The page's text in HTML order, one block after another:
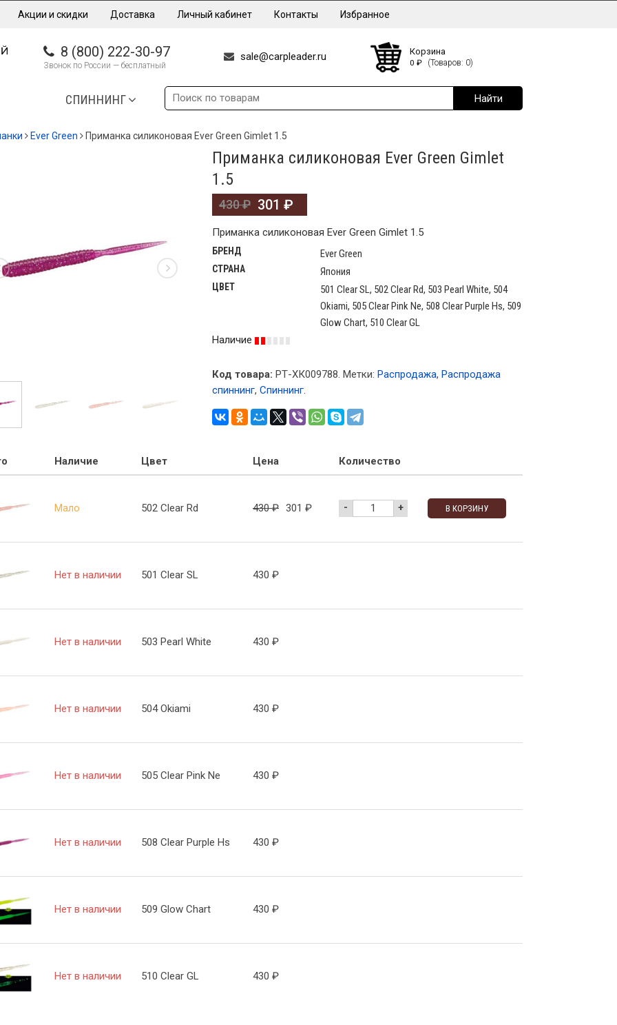
Акции и скидки Доставка Личный кабинет Контакты Избранное
8 (800) 222-30-97
Звонок по России — бесплатный
sale@carpleader.ru Корзина
0 ₽ (Товаров: 0)
СПИННИНГ
Ever Green Приманка силиконовая Ever Green Gimlet 1.5
Приманка силиконовая Ever Green Gimlet
1.5
430₽ 301 ₽
Приманка силиконовая Ever Green Gimlet 1.5
БРЕНД Ever Green
СТРАНА Япония
ЦВЕТ
501 Clear SL, 502 Clear Rd, 503 Pearl White, 504
Okiami, 505 Clear Pink Ne, 508 Clear Purple Hs, 509
Glow Chart, 510 Clear GL
Наличие
Код товара: РТ-ХК009788. Метки: Распродажа, Распродажа
спиннинг, Спиннинг.
Наличие Цвет Цена Количество
Мало 502 Clear Rd 430₽ 301 ₽ - + В КОРЗИНУ
Нет в наличии 501 Clear SL 430 ₽
Нет в наличии 503 Pearl White 430 ₽
Нет в наличии 504 Okiami 430 ₽
Нет в наличии 505 Clear Pink Ne 430 ₽
Нет в наличии 508 Clear Purple Hs 430 ₽
Нет в наличии 509 Glow Chart 430 ₽
Нет в наличии 510 Clear GL 430 ₽